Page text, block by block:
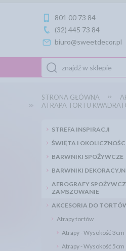
801 00 73 84
(32) 445 73 84
biuro@sweetdecor.pl
STRONA GŁÓWNA
ATRAPA TORTU
STREFA INSPIRACJI
ŚWIĘTA I
BARWNIKI SPOŻYWCZE
BARWNIKI
AEROGRAFY
ZAMSZOWANIE
AKCESORIA DO
Atrapy tortów
Atrapy - Wysokość 3cm
Atrapy - Wysokość 5cm